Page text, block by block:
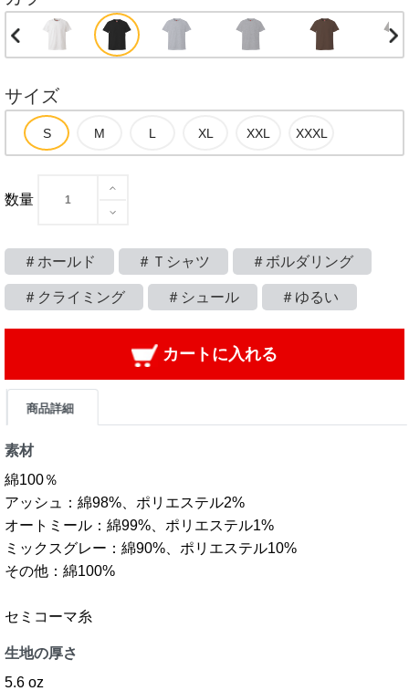
サイズ
数量
＃ホールド ＃Ｔシャツ ＃ボルダリング
＃クライミング ＃シュール ＃ゆるい
カートに入れる
商品詳細
素材
綿100％
アッシュ：綿98%、ポリエステル2%
オートミール：綿99%、ポリエステル1%
ミックスグレー：綿90%、ポリエステル10%
その他：綿100%
セミコーマ糸
生地の厚さ
5.6 oz